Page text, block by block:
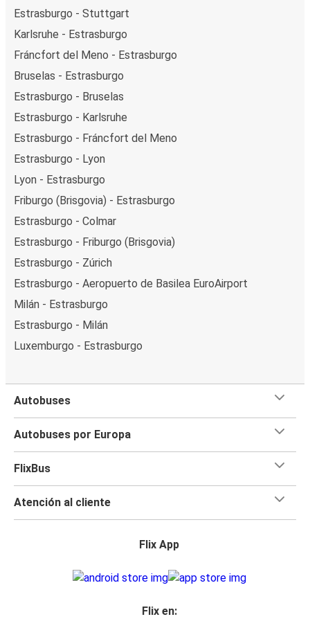
Estrasburgo - Stuttgart
Karlsruhe - Estrasburgo
Fráncfort del Meno - Estrasburgo
Bruselas - Estrasburgo
Estrasburgo - Bruselas
Estrasburgo - Karlsruhe
Estrasburgo - Fráncfort del Meno
Estrasburgo - Lyon
Lyon - Estrasburgo
Friburgo (Brisgovia) - Estrasburgo
Estrasburgo - Colmar
Estrasburgo - Friburgo (Brisgovia)
Estrasburgo - Zúrich
Estrasburgo - Aeropuerto de Basilea EuroAirport
Milán - Estrasburgo
Estrasburgo - Milán
Luxemburgo - Estrasburgo
Autobuses
Autobuses por Europa
FlixBus
Atención al cliente
Flix App
Flix en: